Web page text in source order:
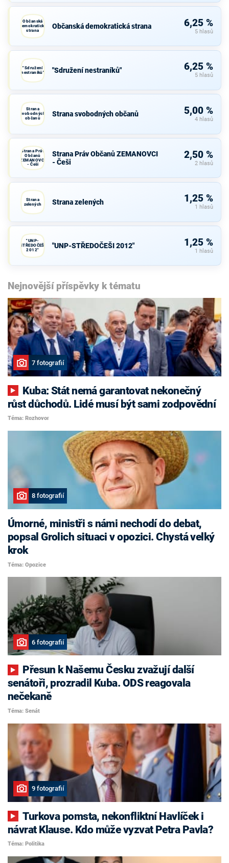
Občanská
demokratická
strana
Občanská demokratická strana 6,25 %
5 hlasů
"Sdružení
nestraníků"
"Sdružení nestraníků" 6,25 %
5 hlasů
Strana
svobodných
občanů
Strana svobodných občanů 5,00 %
4 hlasů
Strana Práv
Občanů
ZEMANOVCI
- Češi
Strana Práv Občanů ZEMANOVCI
- Češi
2,50 %
2 hlasů
Strana
zelených
Strana zelených 1,25 %
1 hlasů
"UNP-
STŘEDOČEŠI
2012"
"UNP-STŘEDOČEŠI 2012" 1,25 %
1 hlasů
Nejnovější příspěvky k tématu
7 fotografií
růst důchodů. Lidé musí být sami zodpovědní
Téma: Rozhovor
8 fotografií
Úmorné, ministři s námi nechodí do debat,
popsal Grolich situaci v opozici. Chystá velký
krok
Téma: Opozice
6 fotografií
senátoři, prozradil Kuba. ODS reagovala
nečekaně
Téma: Senát
9 fotografií
Turkova pomsta, nekonfliktní Havlíček i
návrat Klause. Kdo může vyzvat Petra Pavla?
Téma: Politika